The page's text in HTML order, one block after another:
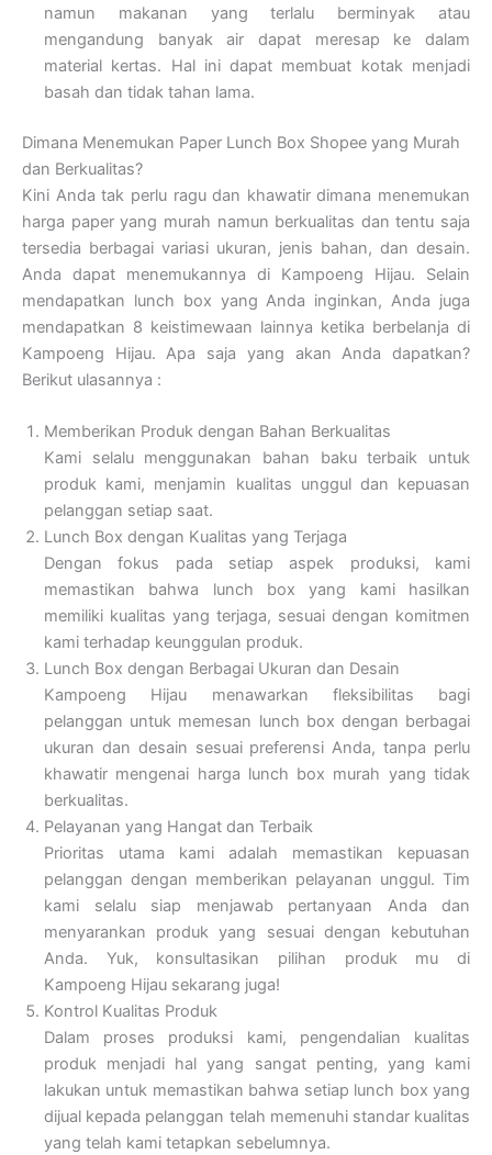
namun makanan yang terlalu berminyak atau
mengandung banyak air dapat meresap ke dalam
material kertas. Hal ini dapat membuat kotak menjadi
basah dan tidak tahan lama.
Dimana Menemukan Paper Lunch Box Shopee yang Murah
dan Berkualitas?
Kini Anda tak perlu ragu dan khawatir dimana menemukan
harga paper yang murah namun berkualitas dan tentu saja
tersedia berbagai variasi ukuran, jenis bahan, dan desain.
Anda dapat menemukannya di Kampoeng Hijau. Selain
mendapatkan lunch box yang Anda inginkan, Anda juga
mendapatkan 8 keistimewaan lainnya ketika berbelanja di
Kampoeng Hijau. Apa saja yang akan Anda dapatkan?
Berikut ulasannya :
Memberikan Produk dengan Bahan Berkualitas
Kami selalu menggunakan bahan baku terbaik untuk
produk kami, menjamin kualitas unggul dan kepuasan
pelanggan setiap saat.
Lunch Box dengan Kualitas yang Terjaga
Dengan fokus pada setiap aspek produksi, kami
memastikan bahwa lunch box yang kami hasilkan
memiliki kualitas yang terjaga, sesuai dengan komitmen
kami terhadap keunggulan produk.
Lunch Box dengan Berbagai Ukuran dan Desain
Kampoeng Hijau menawarkan fleksibilitas bagi
pelanggan untuk memesan lunch box dengan berbagai
ukuran dan desain sesuai preferensi Anda, tanpa perlu
khawatir mengenai harga lunch box murah yang tidak
berkualitas.
Pelayanan yang Hangat dan Terbaik
Prioritas utama kami adalah memastikan kepuasan
pelanggan dengan memberikan pelayanan unggul. Tim
kami selalu siap menjawab pertanyaan Anda dan
menyarankan produk yang sesuai dengan kebutuhan
Anda. Yuk, konsultasikan pilihan produk mu di
Kampoeng Hijau sekarang juga!
Kontrol Kualitas Produk
Dalam proses produksi kami, pengendalian kualitas
produk menjadi hal yang sangat penting, yang kami
lakukan untuk memastikan bahwa setiap lunch box yang
dijual kepada pelanggan telah memenuhi standar kualitas
yang telah kami tetapkan sebelumnya.